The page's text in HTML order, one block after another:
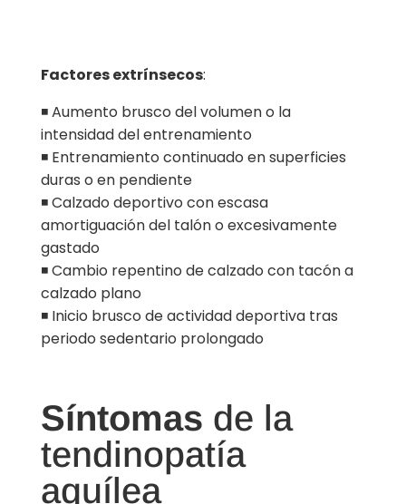
Factores extrínsecos:
◾ Aumento brusco del volumen o la
intensidad del entrenamiento
◾ Entrenamiento continuado en superficies
duras o en pendiente
◾ Calzado deportivo con escasa
amortiguación del talón o excesivamente
gastado
◾ Cambio repentino de calzado con tacón a
calzado plano
◾ Inicio brusco de actividad deportiva tras
periodo sedentario prolongado
Síntomas de la
tendinopatía
aquílea